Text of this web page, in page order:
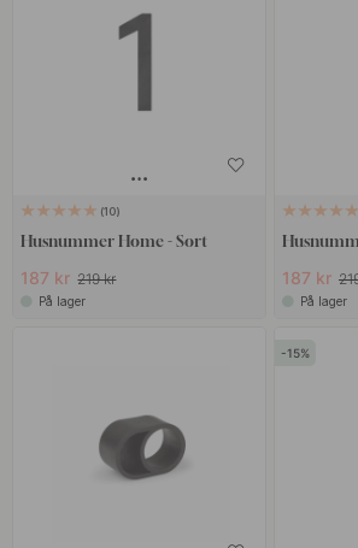
Habo er mer enn bare et navn – det er et
ut, men som også varer over tid. Utforsk
10
Husnummer Home - Sort
187 kr 219 kr
På lager
187 kr
På lager
15